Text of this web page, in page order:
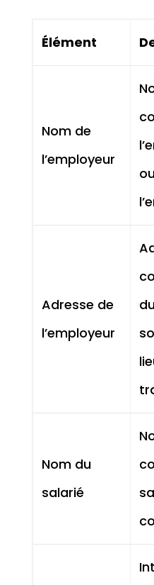
Élément
Nom de
l’employeur
Adresse de
l’employeur
Nom du
salarié